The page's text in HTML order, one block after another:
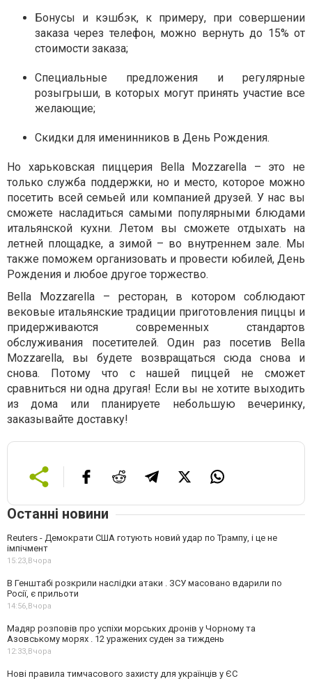
Бонусы и кэшбэк, к примеру, при совершении
заказа через телефон, можно вернуть до 15% от
стоимости заказа;
Специальные предложения и регулярные
розыгрыши, в которых могут принять участие все
желающие;
Скидки для именинников в День Рождения.
Но харьковская пиццерия Bella Mozzarella – это не
только служба поддержки, но и место, которое можно
посетить всей семьей или компанией друзей. У нас вы
сможете насладиться самыми популярными блюдами
итальянской кухни. Летом вы сможете отдыхать на
летней площадке, а зимой – во внутреннем зале. Мы
также поможем организовать и провести юбилей, День
Рождения и любое другое торжество.
Bella Mozzarella – ресторан, в котором соблюдают
вековые итальянские традиции приготовления пиццы и
придерживаются современных стандартов
обслуживания посетителей. Один раз посетив Bella
Mozzarella, вы будете возвращаться сюда снова и
снова. Потому что с нашей пиццей не сможет
сравниться ни одна другая! Если вы не хотите выходить
из дома или планируете небольшую вечеринку,
заказывайте доставку!
Останні новини
Reuters - Демократи США готують новий удар по Трампу, і це не
імпічмент
15:23,Вчора
В Генштабі розкрили наслідки атаки . ЗСУ масовано вдарили по
Росії, є прильоти
14:56,Вчора
Мадяр розповів про успіхи морських дронів у Чорному та
Азовському морях . 12 уражених суден за тиждень
12:33,Вчора
Нові правила тимчасового захисту для українців у ЄС